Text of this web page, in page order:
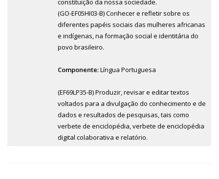
constituição da nossa sociedade.
(GO-EF05HI03-B) Conhecer e refletir sobre os
diferentes papéis sociais das mulheres africanas
e indígenas, na formação social e identitária do
povo brasileiro.
Componente:Língua Portuguesa
(EF69LP35-B) Produzir, revisar e editar textos
voltados para a divulgação do conhecimento e de
dados e resultados de pesquisas, tais como
verbete de enciclopédia, verbete de enciclopédia
digital colaborativa e relatório.